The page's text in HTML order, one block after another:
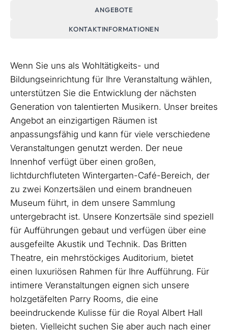
ANGEBOTE
KONTAKTINFORMATIONEN
Wenn Sie uns als Wohltätigkeits- und
Bildungseinrichtung für Ihre Veranstaltung wählen,
unterstützen Sie die Entwicklung der nächsten
Generation von talentierten Musikern. Unser breites
Angebot an einzigartigen Räumen ist
anpassungsfähig und kann für viele verschiedene
Veranstaltungen genutzt werden. Der neue
Innenhof verfügt über einen großen,
lichtdurchfluteten Wintergarten-Café-Bereich, der
zu zwei Konzertsälen und einem brandneuen
Museum führt, in dem unsere Sammlung
untergebracht ist. Unsere Konzertsäle sind speziell
für Aufführungen gebaut und verfügen über eine
ausgefeilte Akustik und Technik. Das Britten
Theatre, ein mehrstöckiges Auditorium, bietet
einen luxuriösen Rahmen für Ihre Aufführung. Für
intimere Veranstaltungen eignen sich unsere
holzgetäfelten Parry Rooms, die eine
beeindruckende Kulisse für die Royal Albert Hall
bieten. Vielleicht suchen Sie aber auch nach einer